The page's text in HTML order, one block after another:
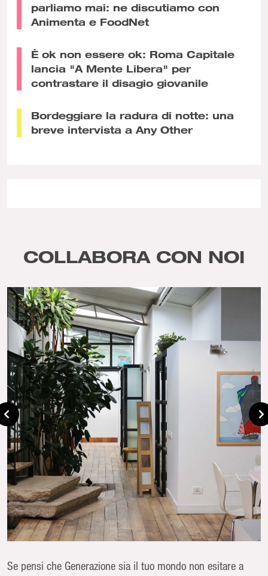
parliamo mai: ne discutiamo con
Animenta e FoodNet
È ok non essere ok: Roma Capitale
lancia "A Mente Libera" per
contrastare il disagio giovanile
Bordeggiare la radura di notte: una
breve intervista a Any Other
COLLABORA CON NOI
Se pensi che Generazione sia il tuo mondo non esitare a